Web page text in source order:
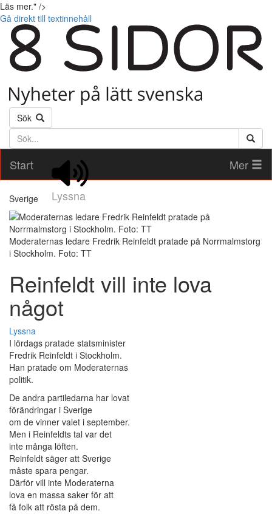
Läs mer." />
Gå direkt till textinnehåll
Sök
Söktext
Start
Lyssna
Mer
Sverige
Moderaternas ledare Fredrik Reinfeldt pratade på Norrmalmstorg
i Stockholm. Foto: TT
Reinfeldt vill inte lova
något
Lyssna
I lördags pratade statsminister
Fredrik Reinfeldt i Stockholm.
Han pratade om Moderaternas
politik.
De andra partiledarna har lovat
förändringar i Sverige
om de vinner valet i september.
Men i Reinfeldts tal var det
inte många löften.
Reinfeldt säger att Sverige
måste spara pengar.
Därför vill inte Moderaterna
lova en massa saker för att
få folk att rösta på dem.